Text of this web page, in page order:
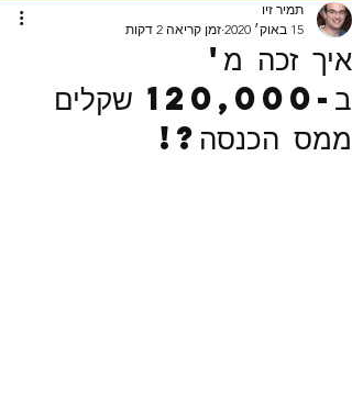
איך זכה מ'
ב-120,000 שקלים
ממס הכנסה?!
תמיר זיו
15 באוק׳ 2020
זמן קריאה 2 דקות